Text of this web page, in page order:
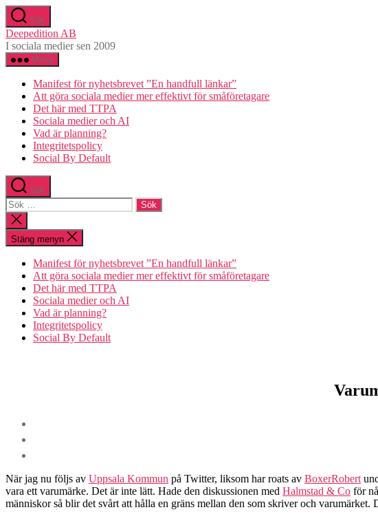
Hoppa
till
innehåll
Sök
Deepedition AB
I sociala medier sen 2009
Meny
Manifest för nyhetsbrevet ”En handfull länkar”
Att göra sociala medier mer effektivt för småföretagare
Det här med TTPA
Sociala medier och AI
Vad är planning?
Integritetspolicy
Social By Default
Sök
Sök
efter:
Stäng
sökningen
Stäng menyn
Manifest för nyhetsbrevet ”En handfull länkar”
Att göra sociala medier mer effektivt för småföretagare
Det här med TTPA
Sociala medier och AI
Vad är planning?
Integritetspolicy
Social By Default
När jag nu följs av Uppsala Kommun på Twitter, liksom har roats av BoxerRobert
vara ett varumärke. Det är inte lätt. Hade den diskussionen med Halmstad & Co för
människor så blir det svårt att hålla en gräns mellan den som skriver och